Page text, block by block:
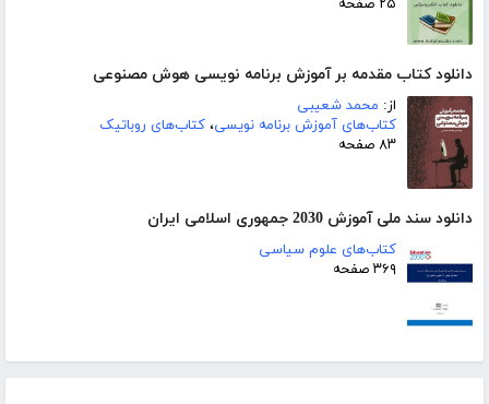
۲۵ صفحه
دانلود کتاب مقدمه بر آموزش برنامه نویسی هوش مصنوعی
از: محمد شعیبی
کتاب‌های آموزش برنامه نویسی، کتاب‌های روباتیک
۸۳ صفحه
دانلود سند ملی آموزش 2030 جمهوری اسلامی ایران
کتاب‌های علوم سیاسی
۳۶۹ صفحه